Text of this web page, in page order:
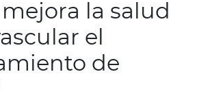
la salud
el
de